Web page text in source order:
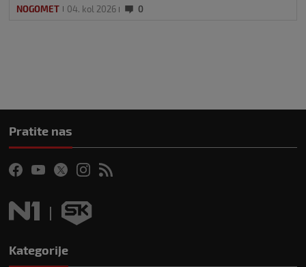
NOGOMET 04. kol 2026 0
Pratite nas
Kategorije